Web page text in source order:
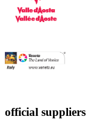
official suppliers